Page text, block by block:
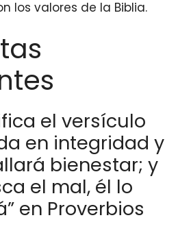
los valores de la Biblia.
el versículo
en integridad y
bienestar; y
el mal, él lo
en Proverbios